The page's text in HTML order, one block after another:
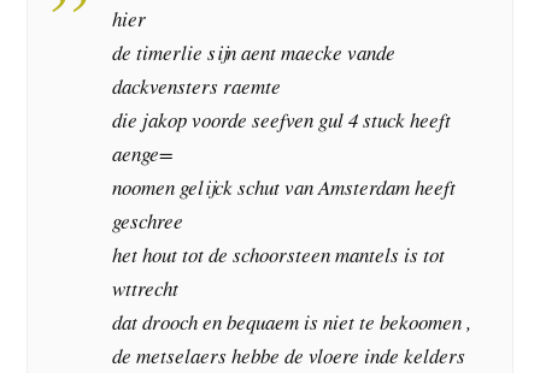
hier
de timerlie sijn aent maecke vande
dackvensters raemte
die jakop voorde seefven gul 4 stuck heeft
aenge=
noomen gelijck schut van Amsterdam heeft
geschree
het hout tot de schoorsteen mantels is tot
wttrecht
dat drooch en bequaem is niet te bekoomen ,
de metselaers hebbe de vloere inde kelders